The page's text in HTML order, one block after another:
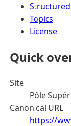
Topics
License
Quick
Site
Pôle
Canonical URL
https://